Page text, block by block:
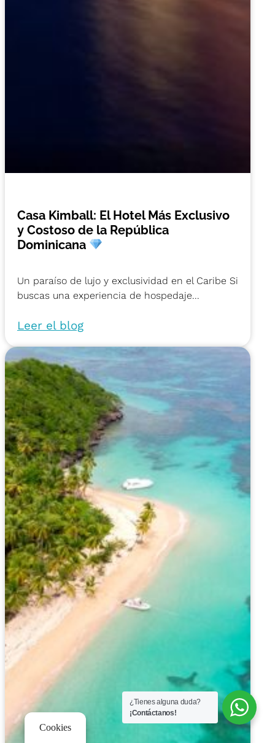
Casa Kimball: El Hotel Más Exclusivo
y Costoso de la República
Dominicana
Un paraíso de lujo y exclusividad en el Caribe Si
buscas una experiencia de hospedaje...
Leer el blog
Cookies
¿Tienes alguna duda?
¡Contáctanos!